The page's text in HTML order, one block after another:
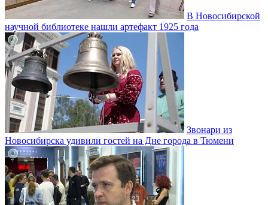
В Новосибирской
научной библиотеке нашли артефакт 1925 года
Звонари из
Новосибирска удивили гостей на Дне города в Тюмени